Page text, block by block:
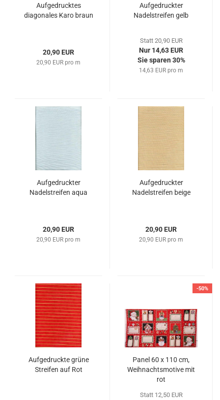
Aufgedrucktes
diagonales Karo braun
20,90 EUR
20,90 EUR pro m
Aufgedruckter
Nadelstreifen gelb
Statt 20,90 EUR
Nur 14,63 EUR
Sie sparen 30%
14,63 EUR pro m
Aufgedruckter
Nadelstreifen aqua
20,90 EUR
20,90 EUR pro m
Aufgedruckter
Nadelstreifen beige
20,90 EUR
20,90 EUR pro m
Aufgedruckte grüne
Streifen auf Rot
-50%
Panel 60 x 110 cm,
Weihnachtsmotive mit
rot
Statt 12,50 EUR